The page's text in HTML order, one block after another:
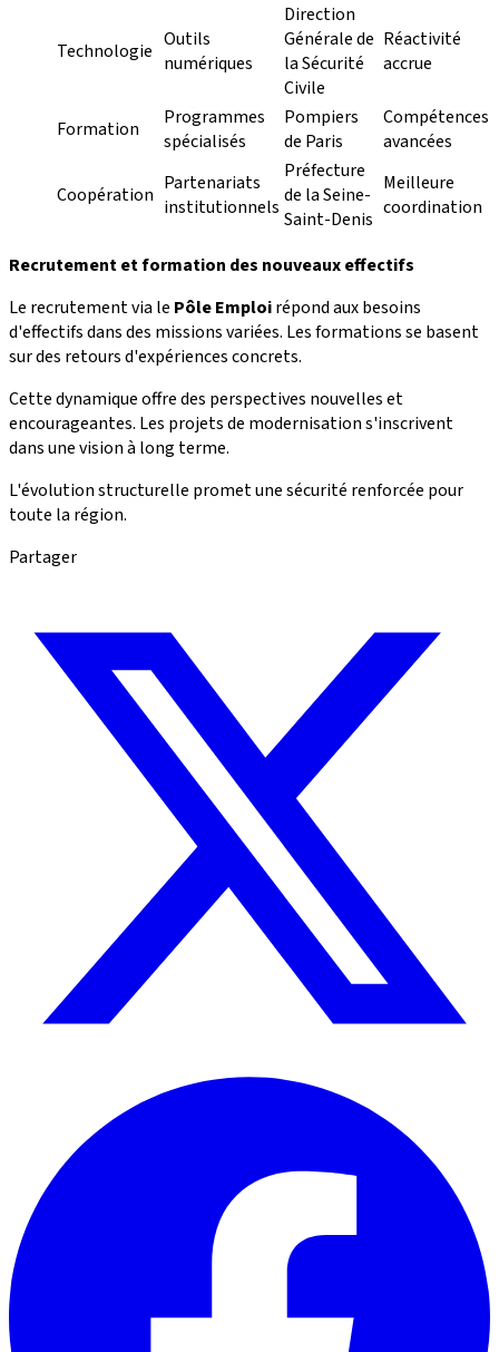
Technologie Outils
numériques
Direction
Générale de
la Sécurité
Civile
Réactivité
accrue
Formation
Programmes
spécialisés
Pompiers
de Paris
Compétences
avancées
Coopération Partenariats
institutionnels
Préfecture
de la Seine-
Saint-Denis
Meilleure
coordination
Recrutement et formation des nouveaux effectifs
Le recrutement via le Pôle Emploirépond aux besoins
d'effectifs dans des missions variées. Les formations se basent
sur des retours d'expériences concrets.
Cette dynamique offre des perspectives nouvelles et
encourageantes. Les projets de modernisation s'inscrivent
dans une vision à long terme.
L'évolution structurelle promet une sécurité renforcée pour
toute la région.
Partager